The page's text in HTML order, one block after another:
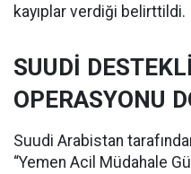
kayıplar verdiği belirttildi.
SUUDİ
OPERASYONU
Suudi Arabistan
“Yemen Acil Müdahale